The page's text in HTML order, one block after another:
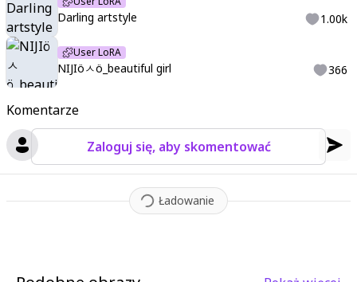
Komentarze
Zaloguj się, aby skomentować
Ładowanie
Darling artstyle 1.00k
User LoRA
NIJIöㅅö_beautiful girl 366